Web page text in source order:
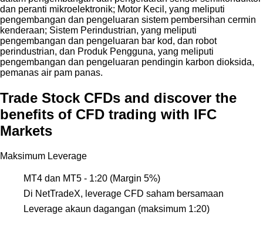
dan peranti mikroelektronik; Motor Kecil, yang meliputi
pengembangan dan pengeluaran sistem pembersihan cermin
kenderaan; Sistem Perindustrian, yang meliputi
pengembangan dan pengeluaran bar kod, dan robot
perindustrian, dan Produk Pengguna, yang meliputi
pengembangan dan pengeluaran pendingin karbon dioksida,
pemanas air pam panas.
Trade Stock CFDs and discover the
benefits of CFD trading with IFC
Markets
Maksimum Leverage
MT4 dan MT5 - 1:20 (Margin 5%)
Di NetTradeX, leverage CFD saham bersamaan
Leverage akaun dagangan (maksimum 1:20)